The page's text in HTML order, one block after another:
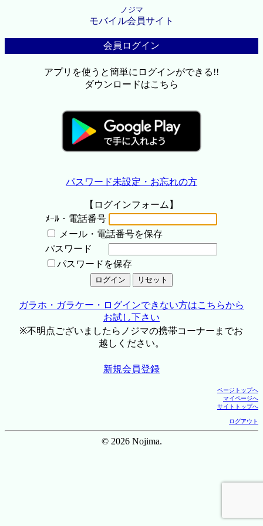
ノジマ
モバイル会員サイト
会員ログイン
アプリを使うと簡単にログインができる!!
ダウンロードはこちら
パスワード未設定・お忘れの方
【ログインフォーム】
ﾒｰﾙ・電話番号
メール・電話番号を保存
パスワード
パスワードを保存
ガラホ・ガラケー・ログインできない方はこちらから
お試し下さい
※不明点ございましたらノジマの携帯コーナーまでお
越しください。
新規会員登録
ページトップへ
マイページへ
サイトトップへ
ログアウト
© 2026 Nojima.